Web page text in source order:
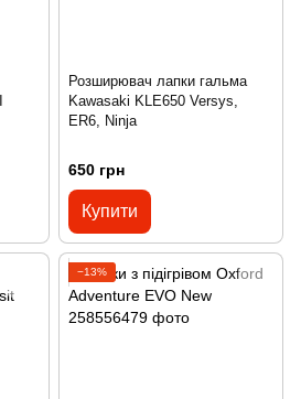
Розширювач лапки гальма
Kawasaki KLE650 Versys,
ER6, Ninja
650 грн
Купити
−13%